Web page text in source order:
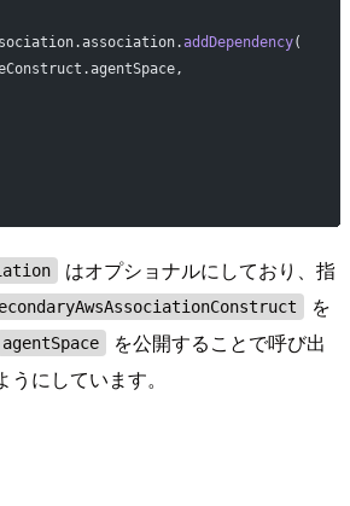
addDependency(
はオプショナルにしており、指
を
agentSpace
を公開することで呼び出
にしています。